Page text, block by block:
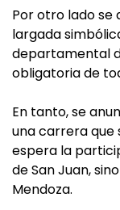
Por otro lado se
largada
departamental
obligatoria de
En tanto, se
una carrera que
espera la
de San Juan,
Mendoza.